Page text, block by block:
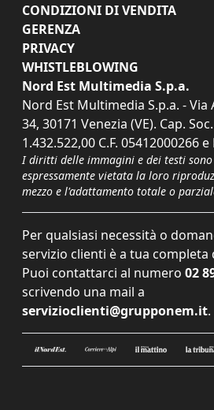
CONDIZIONI DI VENDITA
GERENZA
PRIVACY
WHISTLEBLOWING
Nord Est Multimedia S.p.a.
Nord Est Multimedia S.p.a. -
34, 30171 Venezia (VE). Cap.
1.432.522,00 C.F. 05412000266 e
I diritti delle immagini e dei testi
espressamente vietata la loro
mezzo e l'adattamento totale o
Per qualsiasi necessità o
servizio clienti è a tua completa
Puoi contattarci al numero 02
scrivendo una mail a
servizioclienti@grupponem.it.